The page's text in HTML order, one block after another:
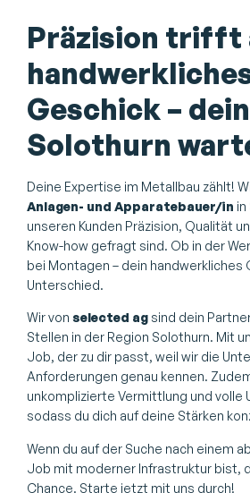
Präzision trifft
Geschick –
Solothurn
Deine Expertise im Metallbau zählt!
Anlagen- und Apparatebauer/in in
unseren Kunden Präzision, Qualität
Know-how gefragt sind. Ob in der
bei Montagen – dein handwerkliches
Unterschied.
Wir von selected agsind dein
Stellen in der Region Solothurn. Mit
Job, der zu dir passt, weil wir die
Anforderungen genau kennen.
unkomplizierte Vermittlung und volle
sodass du dich auf deine Stärken
Wenn du auf der Suche nach einem
Job mit moderner Infrastruktur bist,
Chance. Starte jetzt mit uns durch!